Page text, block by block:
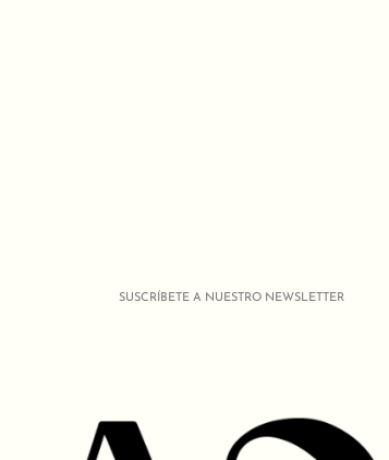
SUSCRÍBETE A NUESTRO NEWSLETTER